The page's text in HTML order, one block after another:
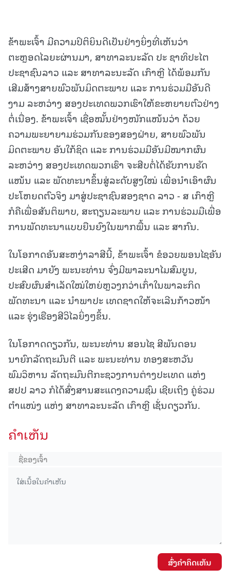
ຂ້າພະເຈົ້າ ມີຄວາມປິຕິຍິນດີເປັນຢ່າງຍິ່ງທີ່ເຫັນວ່າ
ຕະຫຼອດໄລຍະຜ່ານມາ, ສາທາລະນະລັດ ປະ ຊາທິປະໄຕ
ປະຊາຊົນລາວ ແລະ ສາທາລະນະລັດ ເກົາຫຼີ ໄດ້ພ້ອມກັນ
ເສີມສ້າງສາຍພົວພັນມິດຕະພາບ ແລະ ການຮ່ວມມືອັນດີ
ງາມ ລະຫວ່າງ ສອງປະເທດພວກເຮົາໃຫ້ຂະຫຍາຍຕົວຢ່າງ
ຕໍ່ເນື່ອງ. ຂ້າພະເຈົ້າ ເຊື່ອໝັ້ນຢ່າງໜັກແໜ້ນວ່າ ດ້ວຍ
ຄວາມພະຍາຍາມຮ່ວມກັນຂອງສອງຝ່າຍ, ສາຍພົວພັນ
ມິດຕະພາບ ອັນໃກ້ຊິດ ແລະ ການຮ່ວມມືອັນມີໝາກຜົນ
ລະຫວ່າງ ສອງປະເທດພວກເຮົາ ຈະສືບຕໍ່ໄດ້ຮັບການຮັດ
ແໜ້ນ ແລະ ພັດທະນາຂຶ້ນສູ່ລະດັບສູງໃໝ່ ເພື່ອນໍາເອົາຜົນ
ປະໂຫຍດຕົວຈິງ ມາສູ່ປະຊາຊົນສອງຊາດ ລາວ - ສ ເກົາຫຼີ
ກໍຄືເພື່ອສັນຕິພາບ, ສະຖຽນລະພາບ ແລະ ການຮ່ວມມືເພື່ອ
ການພັດທະນາແບບຍືນຍົງໃນພາກພື້ນ ແລະ ສາກົນ.
ໃນໂອກາດອັນສະຫງ່າລາສີນີ້, ຂ້າພະເຈົ້າ ຂໍອວຍພອນໄຊອັນ
ປະເສີດ ມາຍັງ ພະນະທ່ານ ຈົ່ງມີພາລະນາໄມສົມບູນ,
ປະສົບຜົນສຳເລັດໃໝ່ໃຫຍ່ຫຼວງກວ່າເກົ່າໃນພາລະກິດ
ພັດທະນາ ແລະ ນໍາພາປະ ເທດຊາດໃຫ້ຈະເລີນກ້າວໜ້າ
ແລະ ຮຸ່ງເຮືອງສີວິໄລຍິ່ງໆຂຶ້ນ.
ໃນໂອກາດດຽວກັນ, ພະນະທ່ານ ສອນໄຊ ສີພັນດອນ
ນາຍົກລັດຖະມົນຕີ ແລະ ພະນະທ່ານ ທອງສະຫວັນ
ພົມວິຫານ ລັດຖະມົນຕີກະຊວງການຕ່າງປະເທດ ແຫ່ງ
ສປປ ລາວ ກໍໄດ້ສົ່ງສານສະແດງຄວາມຊົມ ເຊີຍເຖິງ ຄູ່ຮ່ວມ
ຕຳແໜ່ງ ແຫ່ງ ສາທາລະນະລັດ ເກົາຫຼີ ເຊັ່ນດຽວກັນ.
ຄໍາເຫັນ
ສົ່ງຄໍາຄິດເຫັນ